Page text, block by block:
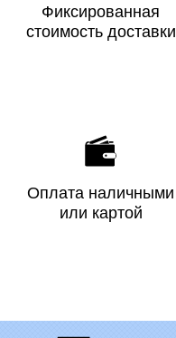
Фиксированная
стоимость доставки
Оплата наличными
или картой